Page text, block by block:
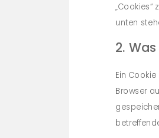
unten
2.
Ein
Browser